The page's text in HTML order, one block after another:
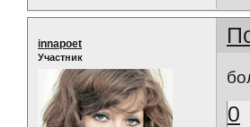
innapoet
Участник
0